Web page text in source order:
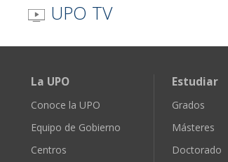
UPO TV
La UPO
Conoce la UPO
Equipo de Gobierno
Centros
Estudiar
Grados
Másteres
Doctorado